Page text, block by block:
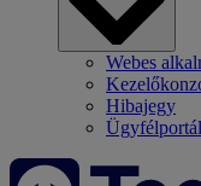
Webes
Hibajegy
Ügyfélportál